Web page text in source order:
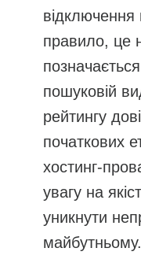
відключення
правило, це
пошуковій
рейтингу
початкових
хостинг-
увагу на
уникнути
майбутньому.